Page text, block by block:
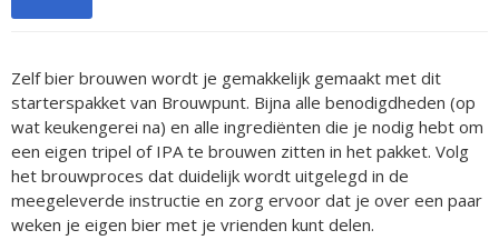
Zelf bier brouwen wordt je gemakkelijk gemaakt met dit
starterspakket van Brouwpunt. Bijna alle benodigdheden (op
wat keukengerei na) en alle ingrediënten die je nodig hebt om
een eigen tripel of IPA te brouwen zitten in het pakket. Volg
het brouwproces dat duidelijk wordt uitgelegd in de
meegeleverde instructie en zorg ervoor dat je over een paar
weken je eigen bier met je vrienden kunt delen.